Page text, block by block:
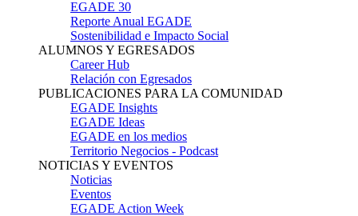
EGADE 30
Reporte Anual EGADE
Sostenibilidad e Impacto Social
ALUMNOS Y EGRESADOS
Career Hub
Relación con Egresados
PUBLICACIONES PARA LA COMUNIDAD
EGADE Insights
EGADE Ideas
EGADE en los medios
Territorio Negocios - Podcast
NOTICIAS Y EVENTOS
Noticias
Eventos
EGADE Action Week